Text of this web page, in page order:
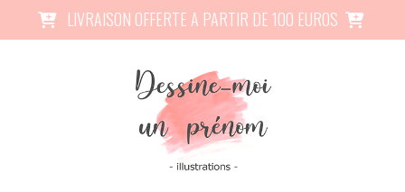
 LIVRAISON OFFERTE A PARTIR DE 100 EUROS 